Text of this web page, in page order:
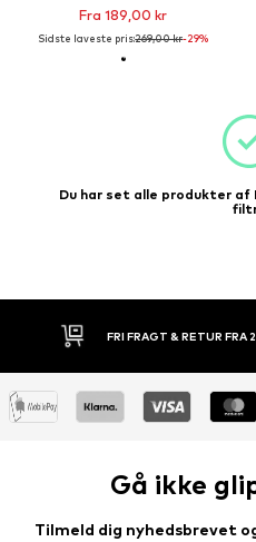
Fra 189,00 kr
Sidste laveste pris:269,00 kr-29%
Du har set alle produkter af
FRI FRAGT & RETUR FRA
Gå ikke
Tilmeld dig nyhedsbrevet